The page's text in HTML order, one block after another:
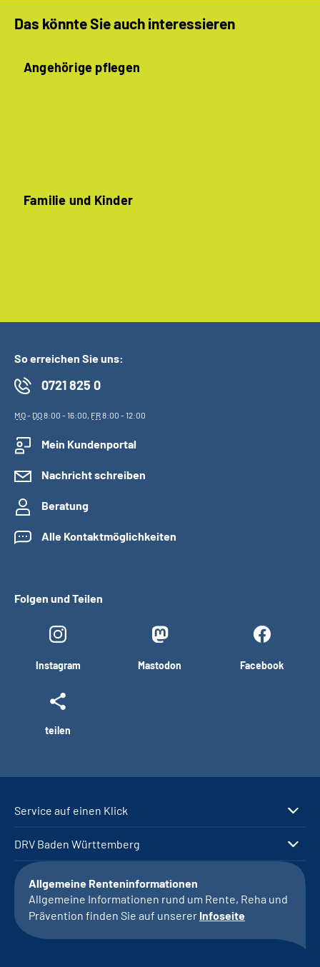
Das könnte Sie auch interessieren
Angehörige pflegen
Familie und Kinder
So erreichen Sie uns:
0721 825 0
MO- DO8:00 - 16:00, FR8:00 - 12:00
Mein Kundenportal
Nachricht schreiben
Beratung
Alle Kontaktmöglichkeiten
Folgen und Teilen
Instagram Mastodon Facebook
teilen
Service auf einen Klick
DRV Baden Württemberg
Allgemeine Renteninformationen
Allgemeine Informationen rund um Rente, Reha und
Prävention finden Sie auf unserer Infoseite